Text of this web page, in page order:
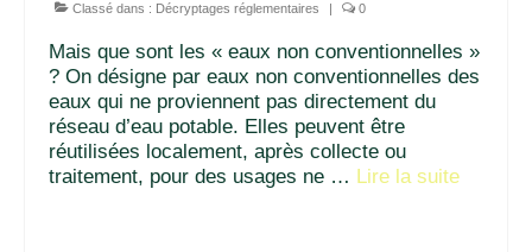
Classé dans : Décryptages réglementaires | 0
Mais que sont les « eaux non conventionnelles »
? On désigne par eaux non conventionnelles des
eaux qui ne proviennent pas directement du
réseau d’eau potable. Elles peuvent être
réutilisées localement, après collecte ou
traitement, pour des usages ne … Lire la suite­­